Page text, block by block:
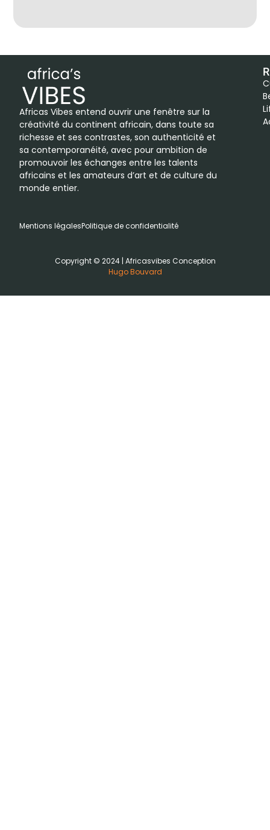
Africas Vibes entend ouvrir une fenêtre sur la
créativité du continent africain, dans toute sa
richesse et ses contrastes, son authenticité et
sa contemporanéité, avec pour ambition de
promouvoir les échanges entre les talents
africains et les amateurs d’art et de culture du
monde entier.
Mentions légalesPolitique de confidentialité
Copyright © 2024 | Africasvibes Conception
Hugo Bouvard